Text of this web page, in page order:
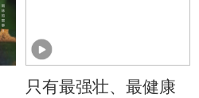
只有最强壮、最健康